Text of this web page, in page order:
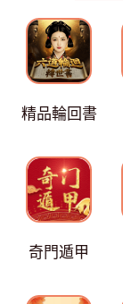
精品輪回書
奇門遁甲